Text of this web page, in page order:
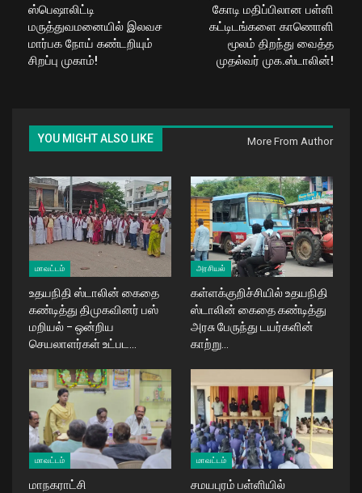
ஸ்பெஷாலிட்டி
மருத்துவமனையில் இலவச
மார்பக நோய் கண்டறியும்
சிறப்பு முகாம்!
கோடி மதிப்பிலான பள்ளி
கட்டிடங்களை காணொளி
மூலம் திறந்து வைத்த
முதல்வர் முக.ஸ்டாலின்!
YOU MIGHT ALSO LIKE More From Author
மாவட்டம்
உதயநிதி ஸ்டாலின் கைதை
கண்டித்து திமுகவினர் பஸ்
மறியல் – ஒன்றிய
செயலாளர்கள் உட்பட…
அரசியல்
கள்ளக்குறிச்சியில் உதயநிதி
ஸ்டாலின் கைதை கண்டித்து
அரசு பேருந்து டயர்களின்
காற்று…
மாவட்டம்
மாநகராட்சி
மாவட்டம்
சமயபுரம் பள்ளியில்